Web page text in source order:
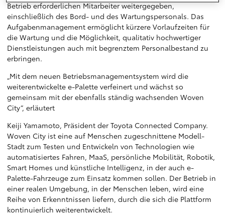
Betrieb erforderlichen Mitarbeiter weitergegeben,
einschließlich des Bord- und des Wartungspersonals. Das
Aufgabenmanagement ermöglicht kürzere Vorlaufzeiten für
die Wartung und die Möglichkeit, qualitativ hochwertiger
Dienstleistungen auch mit begrenztem Personalbestand zu
erbringen.
„Mit dem neuen Betriebsmanagementsystem wird die
weiterentwickelte e-Palette verfeinert und wächst so
gemeinsam mit der ebenfalls ständig wachsenden Woven
City“, erläutert
Keiji Yamamoto, Präsident der Toyota Connected Company.
Woven City ist eine auf Menschen zugeschnittene Modell-
Stadt zum Testen und Entwickeln von Technologien wie
automatisiertes Fahren, MaaS, persönliche Mobilität, Robotik,
Smart Homes und künstliche Intelligenz, in der auch e-
Palette-Fahrzeuge zum Einsatz kommen sollen. Der Betrieb in
einer realen Umgebung, in der Menschen leben, wird eine
Reihe von Erkenntnissen liefern, durch die sich die Plattform
kontinuierlich weiterentwickelt.